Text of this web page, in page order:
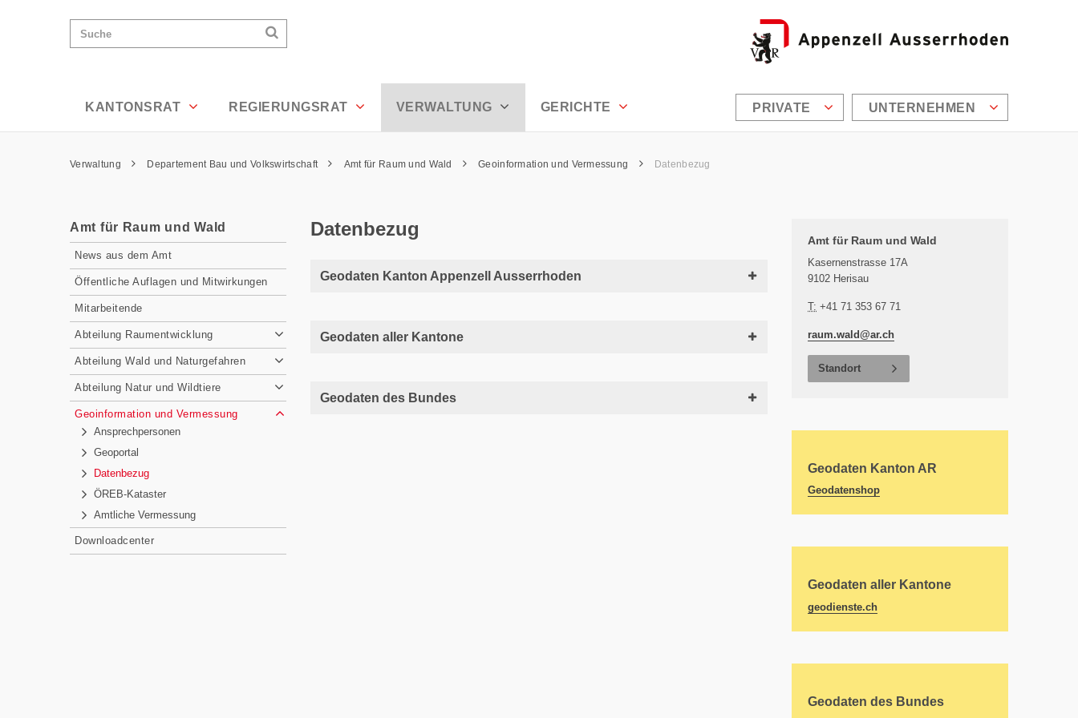
Suchen
KANTONSRAT
REGIERUNGSRAT VERWALTUNG GERICHTE PRIVATE UNTERNEHMEN
Inhalt
Pfadnavigation
Verwaltung Departement Bau und Volkswirtschaft Amt für Raum und Wald Geoinformation und Vermessung Datenbezug
Amt für Raum und Wald
Subnavigation
News aus dem Amt
Öffentliche Auflagen und Mitwirkungen
Mitarbeitende
Abteilung Raumentwicklung
Abteilung Wald und Naturgefahren
Abteilung Natur und Wildtiere
Geoinformation und Vermessung
Ansprechpersonen
Geoportal
Datenbezug
ÖREB-Kataster
Amtliche Vermessung
Downloadcenter
Datenbezug
Geodaten Kanton Appenzell Ausserrhoden
Geodaten aller Kantone
Geodaten des Bundes
Amt für Raum und Wald
Kasernenstrasse 17A
9102 Herisau
T: +41 71 353 67 71
raum.wald@ar.ch
Standort
Geodaten Kanton AR
Geodatenshop
Geodaten aller Kantone
geodienste.ch
Geodaten des Bundes